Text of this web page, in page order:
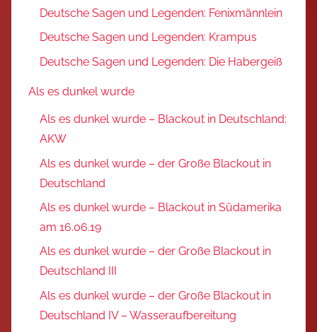
Deutsche Sagen und Legenden: Fenixmännlein
Deutsche Sagen und Legenden: Krampus
Deutsche Sagen und Legenden: Die Habergeiß
Als es dunkel wurde
Als es dunkel wurde – Blackout in Deutschland:
AKW
Als es dunkel wurde – der Große Blackout in
Deutschland
Als es dunkel wurde – Blackout in Südamerika
am 16.06.19
Als es dunkel wurde – der Große Blackout in
Deutschland III
Als es dunkel wurde – der Große Blackout in
Deutschland IV – Wasseraufbereitung